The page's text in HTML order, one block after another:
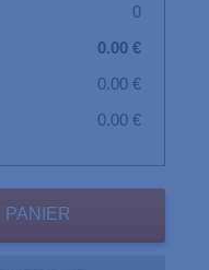
0
0.00 €
0.00 €
0.00 €